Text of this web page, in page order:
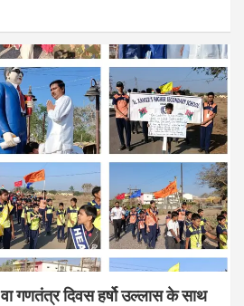
गणतंत्र दिवस हर्षो उल्लास के साथ